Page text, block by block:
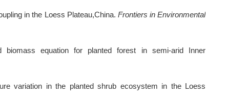
in the Loess Plateau,China. Frontiers in Environmental
biomass equation for planted forest in semi-arid Inner
variation in the planted shrub ecosystem in the Loess